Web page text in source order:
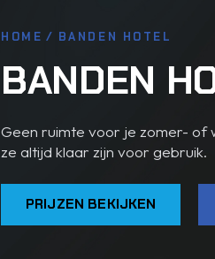
HOME / BANDEN HOTEL
BANDEN
Geen ruimte voor je zomer- of
ze altijd klaar zijn voor gebruik.
PRIJZEN BEKIJKEN